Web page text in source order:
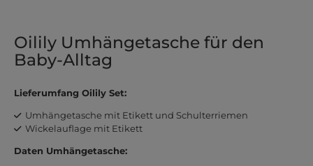
Oilily Umhängetasche für den
Baby-Alltag
Lieferumfang Oilily Set:
Umhängetasche mit Etikett und Schulterriemen
Wickelauflage mit Etikett
Daten Umhängetasche: